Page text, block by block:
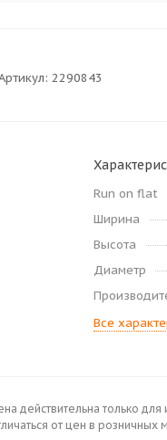
2290843
Run on flat
Ширина
Высота
Диаметр
Все
действительна только
от цен в розничных